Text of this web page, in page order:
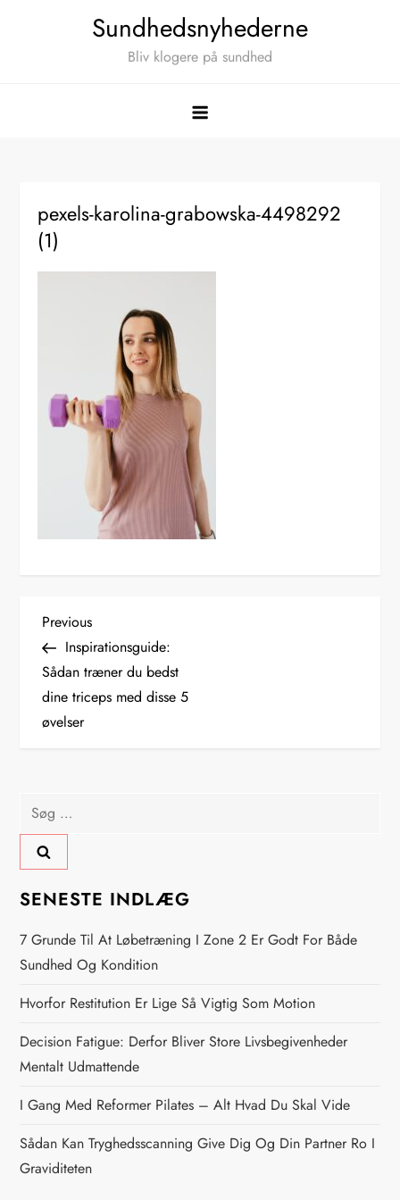
Sundhedsnyhederne
Bliv klogere på sundhed
pexels-karolina-grabowska-4498292
(1)
I
n
d
g
s
a
v
i
g
a
t
Previous
Post
Previous
Inspirationsguide:
Sådan træner du bedst
dine triceps med disse 5
øvelser
Søg
efter:
SENESTE INDLÆG
7 Grunde Til At Løbetræning I Zone 2 Er Godt For Både
Sundhed Og Kondition
Hvorfor Restitution Er Lige Så Vigtig Som Motion
Decision Fatigue: Derfor Bliver Store Livsbegivenheder
Mentalt Udmattende
I Gang Med Reformer Pilates – Alt Hvad Du Skal Vide
Sådan Kan Tryghedsscanning Give Dig Og Din Partner Ro I
Graviditeten